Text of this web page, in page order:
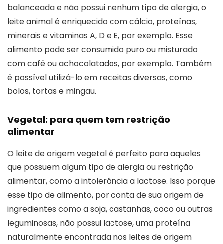
balanceada e não possui nenhum tipo de alergia, o
leite animal é enriquecido com cálcio, proteínas,
minerais e vitaminas A, D e E, por exemplo. Esse
alimento pode ser consumido puro ou misturado
com café ou achocolatados, por exemplo. Também
é possível utilizá-lo em receitas diversas, como
bolos, tortas e mingau.
Vegetal: para quem tem restrição
alimentar
O leite de origem vegetal é perfeito para aqueles
que possuem algum tipo de alergia ou restrição
alimentar, como a intolerância a lactose. Isso porque
esse tipo de alimento, por conta de sua origem de
ingredientes como a soja, castanhas, coco ou outras
leguminosas, não possui lactose, uma proteína
naturalmente encontrada nos leites de origem